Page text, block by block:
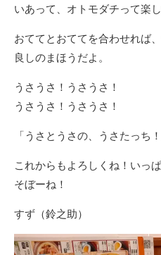
いあって、オトモダチって楽
おててとおててを合わせれば
良しのまほうだよ。
うさうさ！うさうさ！
うさうさ！うさうさ！
「うさとうさの、うさたっち！
これからもよろしくね！いっ
そぼーね！
すず（鈴之助）